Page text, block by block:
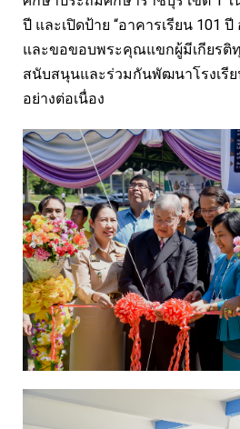
ปี และเปิดป้าย “อาคารเรียน 101
และขอขอบพระคุณแขกผู้มีเกียรติ
สนับสนุนและร่วมกันพัฒนาโรงเรี
อย่างต่อเนื่อง